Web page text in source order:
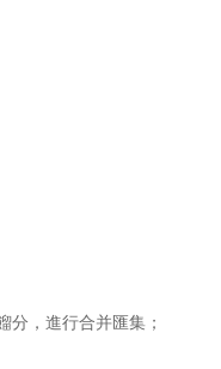
，進行合并匯集；